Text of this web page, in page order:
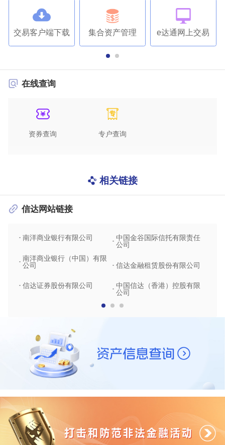
交易客户端下载 集合资产管理 e达通网上交易
在线查询
资券查询 专户查询
相关链接
信达网站链接
南洋商业银行有限公司
南洋商业银行（中国）有限
公司
信达证券股份有限公司
中国金谷国际信托有限责任
公司
信达金融租赁股份有限公司
中国信达（香港）控股有限
公司